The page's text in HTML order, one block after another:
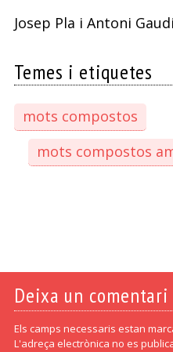
Josep Pla i Antoni
Temes i etiquetes
mots compostos
mots compostos
Deixa un comentari
Els camps necessaris estan
L'adreça electrònica no es